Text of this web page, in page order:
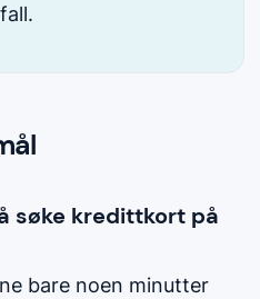
søke kredittkort på
bare noen minutter